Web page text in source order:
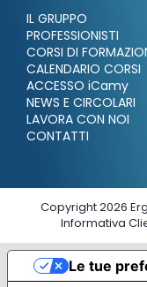
IL GRUPPO
PROFESSIONISTI
CORSI DI
CALENDARIO CORSI
ACCESSO iCamy
NEWS E CIRCOLARI
LAVORA CON NOI
CONTATTI
Copyright 2026
Informativa
Le tue